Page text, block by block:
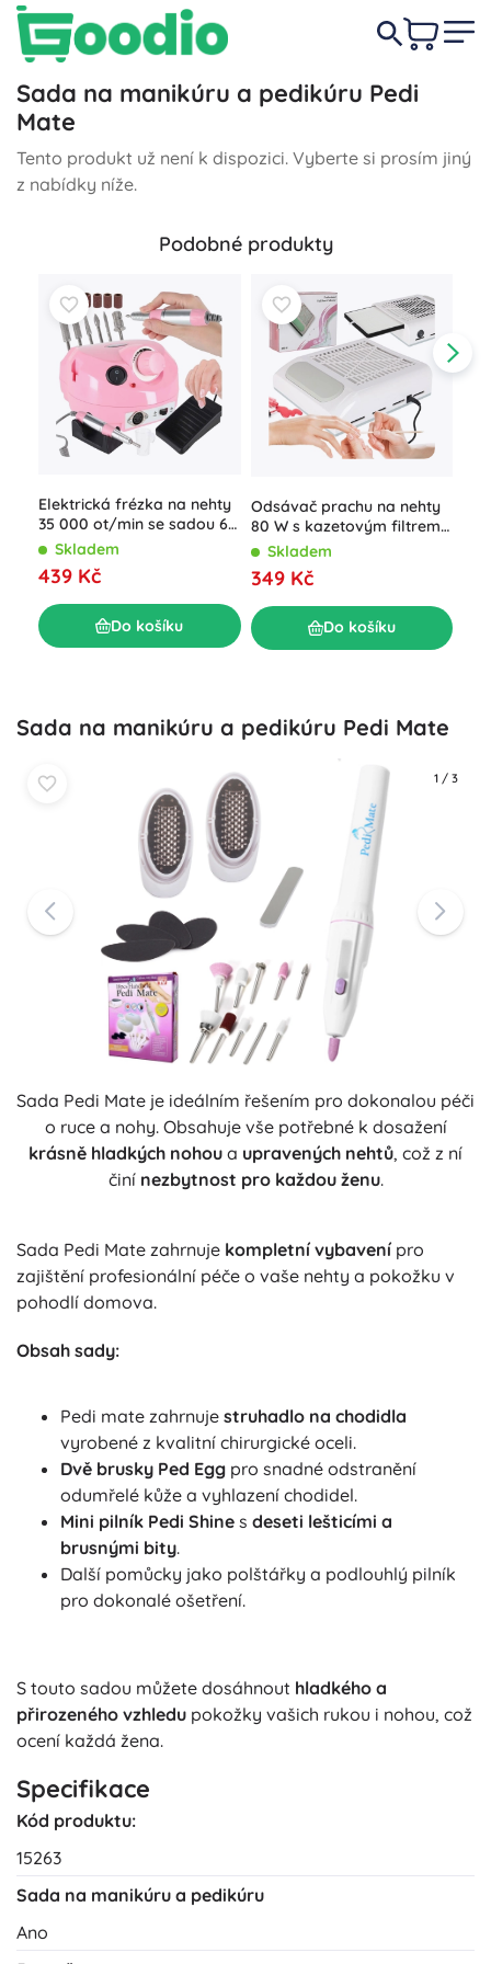
Sada na manikúru a pedikúru Pedi
Mate
Tento produkt už není k dispozici. Vyberte si prosím jiný
z nabídky níže.
Podobné produkty
Elektrická frézka na nehty
35 000 ot/min se sadou 6
nástavců, růžová
Skladem
439 Kč
Do košíku
Odsávač prachu na nehty
80 W s kazetovým filtrem
bez sáčků
Skladem
349 Kč
Do košíku
Sada na manikúru a pedikúru Pedi Mate
1 / 3
Sada Pedi Mate je ideálním řešením pro dokonalou péči
o ruce a nohy. Obsahuje vše potřebné k dosažení
krásně hladkých nohou a upravených nehtů, což z ní
činí nezbytnost pro každou ženu.
Sada Pedi Mate zahrnuje kompletní vybavení pro
zajištění profesionální péče o vaše nehty a pokožku v
pohodlí domova.
Obsah sady:
Pedi mate zahrnuje struhadlo na chodidla
vyrobené z kvalitní chirurgické oceli.
Dvě brusky Ped Egg pro snadné odstranění
odumřelé kůže a vyhlazení chodidel.
Mini pilník Pedi Shine s deseti lešticími a
brusnými bity.
Další pomůcky jako polštářky a podlouhlý pilník
pro dokonalé ošetření.
S touto sadou můžete dosáhnout hladkého a
přirozeného vzhledu pokožky vašich rukou i nohou, což
ocení každá žena.
Specifikace
Kód produktu:
15263
Sada na manikúru a pedikúru
Ano